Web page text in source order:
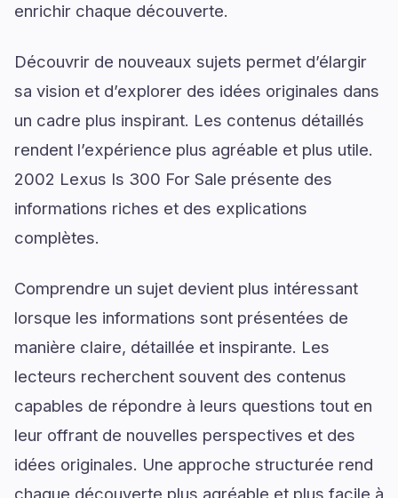
enrichir chaque découverte.
Découvrir de nouveaux sujets permet d’élargir
sa vision et d’explorer des idées originales dans
un cadre plus inspirant. Les contenus détaillés
rendent l’expérience plus agréable et plus utile.
2002 Lexus Is 300 For Sale présente des
informations riches et des explications
complètes.
Comprendre un sujet devient plus intéressant
lorsque les informations sont présentées de
manière claire, détaillée et inspirante. Les
lecteurs recherchent souvent des contenus
capables de répondre à leurs questions tout en
leur offrant de nouvelles perspectives et des
idées originales. Une approche structurée rend
chaque découverte plus agréable et plus facile à